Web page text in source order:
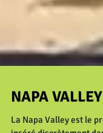
NAPA VALLEY